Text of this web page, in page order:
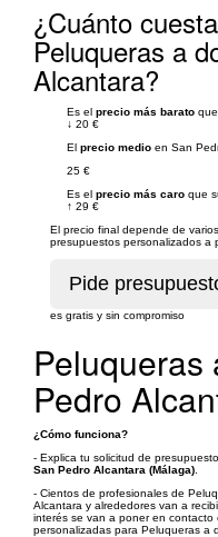
¿Cuánto
Peluqueras a
Alcantara?
Es el precio más barato
↓ 20 €
El precio medio en San
25 €
Es el precio más caro que
↑ 29 €
El precio final depende de
presupuestos personalizados a
es gratis y sin compromiso
Peluqueras
Pedro
¿Cómo funciona?
- Explica tu solicitud de
San Pedro Alcantara (Málaga)
- Cientos de profesionales de
Alcantara y alrededores van a
interés se van a poner en
personalizadas para Peluqueras a